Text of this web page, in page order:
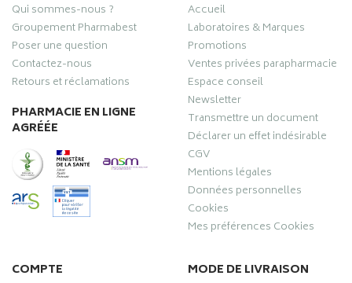
Qui sommes-nous ?
Groupement Pharmabest
Poser une question
Contactez-nous
Retours et réclamations
PHARMACIE EN LIGNE
AGRÉÉE
Accueil
Laboratoires & Marques
Promotions
Ventes privées parapharmacie
Espace conseil
Newsletter
Transmettre un document
Déclarer un effet indésirable
CGV
Mentions légales
Données personnelles
Cookies
Mes préférences Cookies
COMPTE MODE DE LIVRAISON